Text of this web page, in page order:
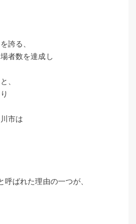
誇る、
者数を達成し
、
市は
ばれた理由の一つが、